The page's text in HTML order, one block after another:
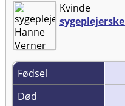
Kvinde
Fødsel
Død